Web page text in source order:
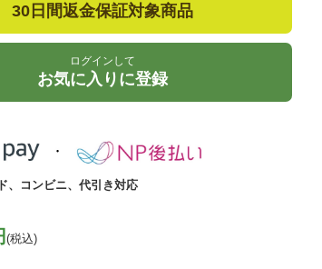
30日間返金保証対象商品
ログインして
お気に入りに登録
、コンビニ、代引き対応
(税込)